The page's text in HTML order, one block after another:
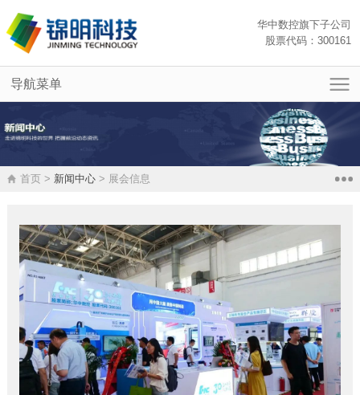
华中数控旗下子公司
股票代码：300161
导航菜单
关于我们
新闻中心
销售与服务
联系我们
首页 > 新闻中心 > 展会信息
媒体报道